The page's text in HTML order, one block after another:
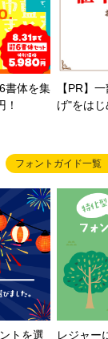
書体を集
【PR】
げ"をはじ
フォントガイド一覧
トを選
レジャー